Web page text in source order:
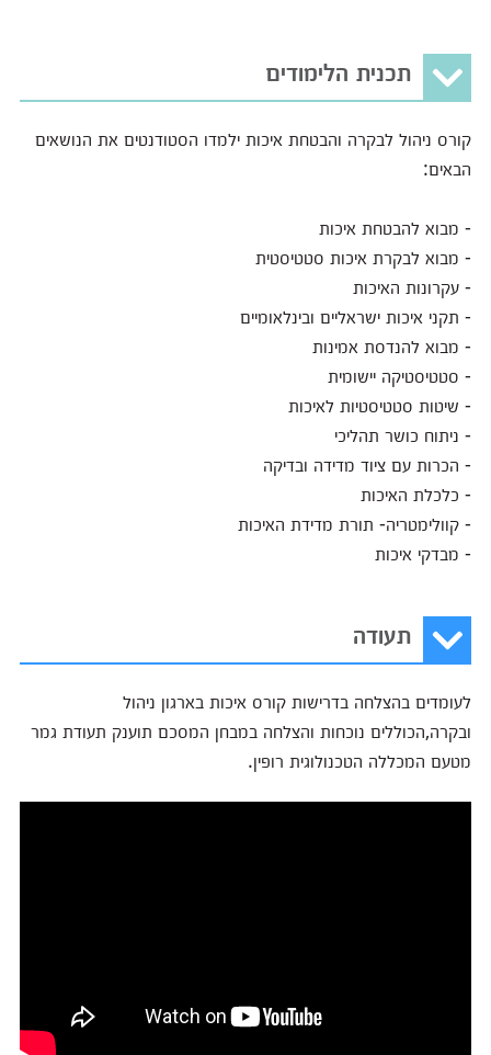
תכנית הלימודים
קורס ניהול לבקרה והבטחת איכות ילמדו הסטודנטים את הנושאים
הבאים:
- מבוא להבטחת איכות
- מבוא לבקרת איכות סטטיסטית
- עקרונות האיכות
- תקני איכות ישראליים ובינלאומיים
- מבוא להנדסת אמינות
- סטטיסטיקה יישומית
- שיטות סטטיסטיות לאיכות
- ניתוח כושר תהליכי
- הכרות עם ציוד מדידה ובדיקה
- כלכלת האיכות
- קוולימטריה- תורת מדידת האיכות
- מבדקי איכות
תעודה
לעומדים בהצלחה בדרישות קורס איכות בארגון ניהול
ובקרה,הכוללים נוכחות והצלחה במבחן המסכם תוענק תעודת גמר
מטעם המכללה הטכנולוגית רופין.